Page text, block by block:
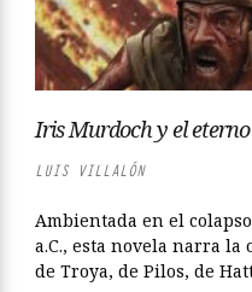
Iris Murdoch y el
LUIS VILLALÓN
Ambientada en el
a.C., esta novela narra
de Troya, de Pilos, de